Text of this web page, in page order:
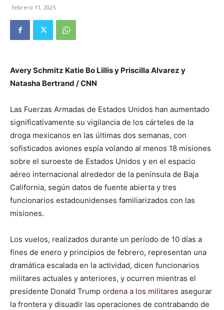
febrero 11, 2025
Avery Schmitz Katie Bo Lillis y Priscilla Alvarez y
Natasha Bertrand / CNN
Las Fuerzas Armadas de Estados Unidos han aumentado
significativamente su vigilancia de los cárteles de la
droga mexicanos en las últimas dos semanas, con
sofisticados aviones espía volando al menos 18 misiones
sobre el suroeste de Estados Unidos y en el espacio
aéreo internacional alrededor de la península de Baja
California, según datos de fuente abierta y tres
funcionarios estadounidenses familiarizados con las
misiones.
Los vuelos, realizados durante un período de 10 días a
fines de enero y principios de febrero, representan una
dramática escalada en la actividad, dicen funcionarios
militares actuales y anteriores, y ocurren mientras el
presidente Donald Trump ordena a los militares asegurar
la frontera y disuadir las operaciones de contrabando de